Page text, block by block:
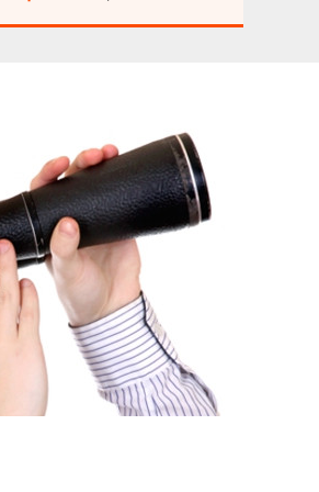
спальний двір із дитячим
відпочинку, газонами та
Visman. Тепла підлога у ванній
ванній кімнаті окремо душова
На підлозі дубова паркетна
окремий закритий,
висотою 2 2м. Має
збільшення площи до 80м2.
підвал, сховище в
вода. Є вільні
Будинок 2012року, клубного
двір, відео нагляд,
квіткові клумби, ялинки
відпочинку. Є парковка авто,
Дитячий та спортивний
футбольне поле, школа,
до зупинки транспорту,
м. Холодна гора, ТРЦ Клас,
Мова